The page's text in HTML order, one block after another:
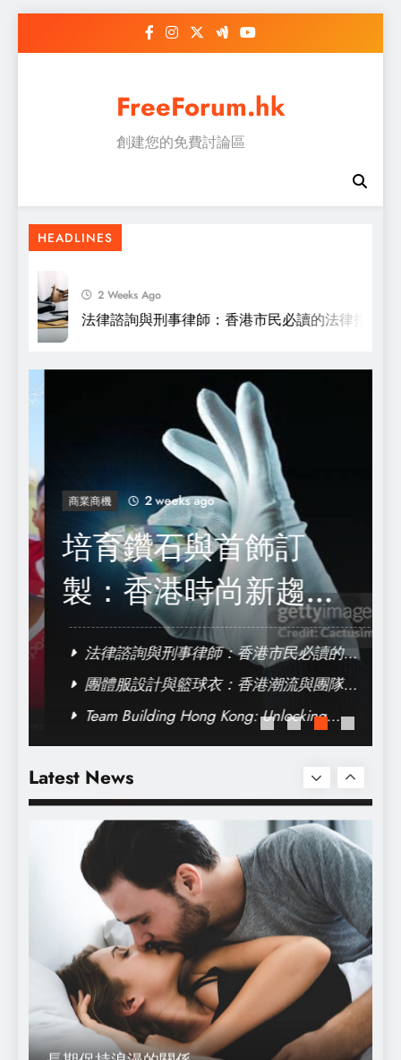
FreeForum.hk
創建您的免費討論區
HEADLINES
2 Weeks Ago
法律諮詢與刑事律師：香港市民必讀的法律指南
商業商機 2 weeks ago
培育鑽石與首飾訂
製：香港時尚新趨勢
全解析
法律諮詢與刑事律師：香港市民必讀的法
律指南
團體服設計與籃球衣：香港潮流與團隊精
神的完美結合
Team Building Hong Kong: Unlocking
Latest News
析
手機維修大揭秘：教你自己動手修理
搬屋倉與搬屋：香港市民的智慧選擇與生活
長期保持浪漫的關係